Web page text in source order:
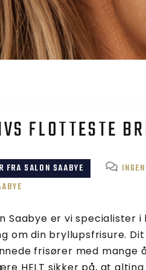
FLOTTESTE
FRA SALON SAABYE
Saabye er vi specialister
om din bryllupsfrisure.
frisører med mange